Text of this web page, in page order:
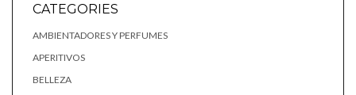
CATEGORIES
AMBIENTADORES Y PERFUMES
APERITIVOS
BELLEZA